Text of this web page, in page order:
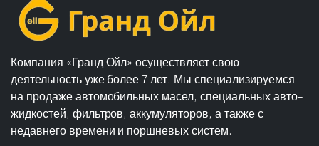
Компания «Гранд Ойл» осуществляет свою
деятельность уже более 7 лет. Мы специализируемся
на продаже автомобильных масел, специальных авто-
жидкостей, фильтров, аккумуляторов, а также с
недавнего времени и поршневых систем.